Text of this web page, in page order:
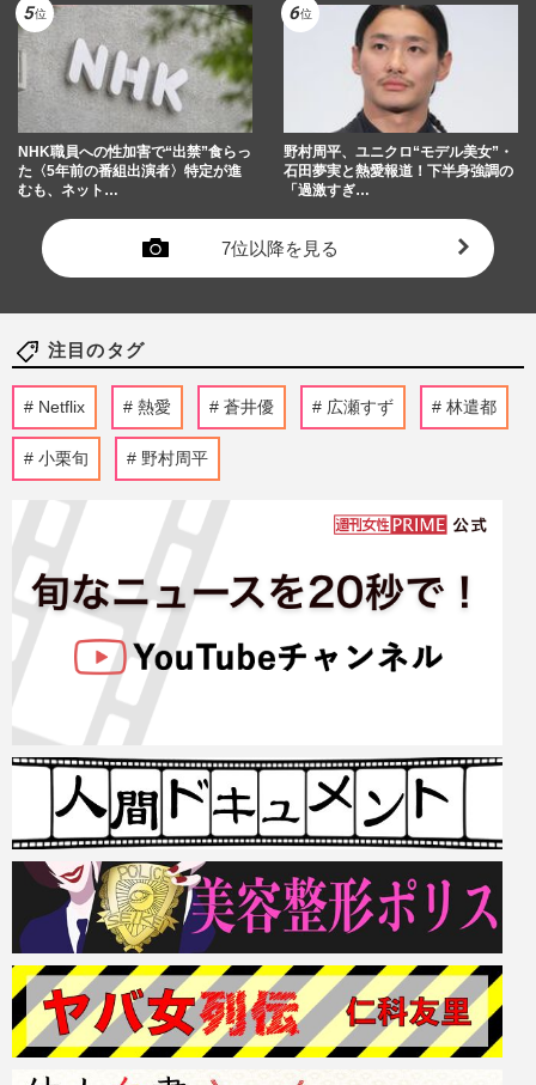
NHK職員への性加害で“出禁”食らっ
た〈5年前の番組出演者〉特定が進
むも、ネット…
野村周平、ユニクロ“モデル美女”・
石田夢実と熱愛報道！下半身強調の
「過激すぎ…
7位以降を見る
注目のタグ
Netflix 熱愛 蒼井優 広瀬すず 林遣都
小栗旬 野村周平